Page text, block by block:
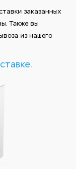
заказанных
Также вы
из нашего